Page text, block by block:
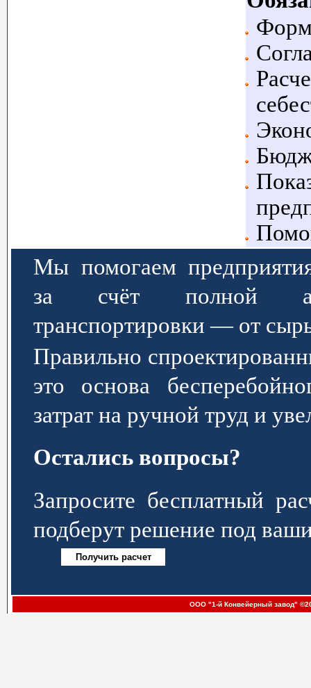
Мы помогаем
за счёт полной
транспортировки — от
Правильно
это основа
затрат на ручной труд и
Остались вопросы?
Запросите бесплатный
подберут решение под
ООО "1-й Конвейерный завод"